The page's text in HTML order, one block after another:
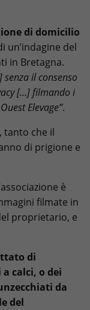
di domicilio
un’indagine del
in Bretagna.
il consenso
[…] filmando i
Elevage”.
tanto che il
di prigione e
è
filmate in
proprietario, e
di
calci, o dei
da
del